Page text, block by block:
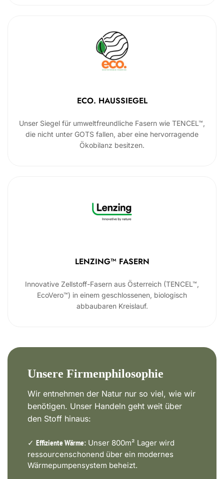
ECO. HAUSSIEGEL
Unser Siegel für umweltfreundliche Fasern wie TENCEL™,
die nicht unter GOTS fallen, aber eine hervorragende
Ökobilanz besitzen.
LENZING™ FASERN
Innovative Zellstoff-Fasern aus Österreich (TENCEL™,
EcoVero™) in einem geschlossenen, biologisch
abbaubaren Kreislauf.
Unsere Firmenphilosophie
Wir entnehmen der Natur nur so viel, wie wir
benötigen. Unser Handeln geht weit über
den Stoff hinaus:
✓ Effiziente Wärme: Unser 800m² Lager wird
ressourcenschonend über ein modernes
Wärmepumpensystem beheizt.